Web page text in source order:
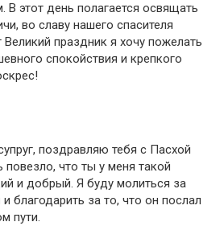
этот день полагается освящать
во славу нашего спасителя
Великий праздник я хочу пожелать
спокойствия и крепкого
поздравляю тебя с Пасхой
что ты у меня такой
и добрый. Я буду молиться за
благодарить за то, что он послал
пути.